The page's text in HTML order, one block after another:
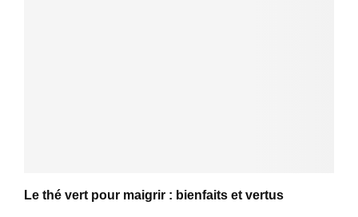
Le thé vert pour maigrir : bienfaits et vertus